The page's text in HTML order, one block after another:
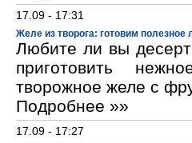
17.09 - 17:31
Желе из творога: готовим полезное
Любите ли вы
приготовить
творожное желе с
Подробнее »»
17.09 - 17:27